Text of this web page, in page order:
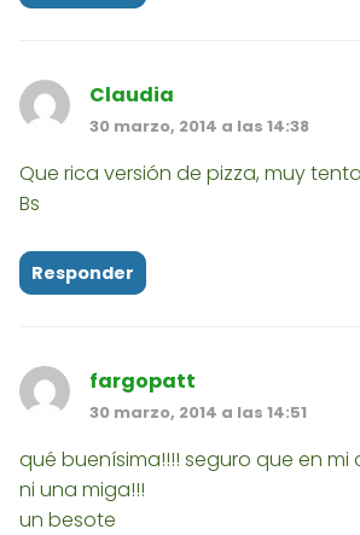
Claudia
30 marzo, 2014 a las 14:38
Que rica versión de pizza, muy
Bs
Responder
fargopatt
30 marzo, 2014 a las 14:51
qué buenísima!!!! seguro que en
ni una miga!!!
un besote